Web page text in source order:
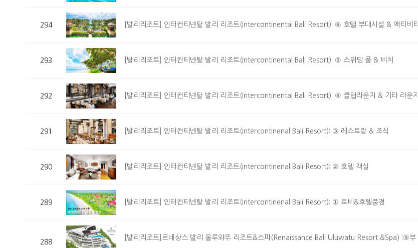
294 [발리리조트] 인터컨티넨탈 발리 리조트(Intercontinental Bali Resort): ⑥ 호텔 부대시설 & 액티비티
293 [발리리조트] 인터컨티넨탈 발리 리조트(Intercontinental Bali Resort): ⑤ 스위밍 풀 & 비치
292 [발리리조트] 인터컨티넨탈 발리 리조트(Intercontinental Bali Resort): ④ 클럽라운지 & 기타 라운지
291 [발리리조트] 인터컨티넨탈 발리 리조트(Intercontinenal Bali Resort): ③ 레스토랑 & 조식
290 [발리리조트] 인터컨티넨탈 발리 리조트(Intercontinenal Bali Resort): ② 호텔 객실
289 [발리리조트] 인터컨티넨탈 발리 리조트(Intercontinenal Bali Resort): ① 로비&호텔풍경
288
[발리리조트]르네상스 발리 울루와뚜 리조트&스파(Renaissance Bali Uluwatu Resort &Spa) :⑤부